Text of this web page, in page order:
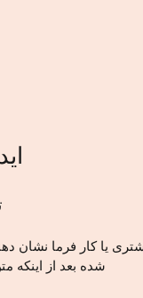
یا کار فرما نشان
شده بعد از اینکه